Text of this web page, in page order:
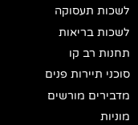
לשכות תעסוקה
לשכות בריאות
תחנות רב קו
סוכני תיירות פנים
מדבירים מורשים
מוניות